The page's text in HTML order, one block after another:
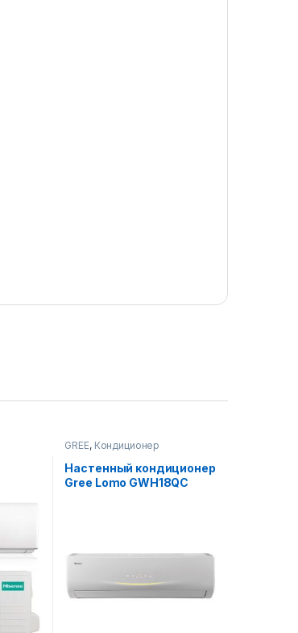
GREE, Кондиционер
Настенный кондиционер
Gree Lomo GWH18QC